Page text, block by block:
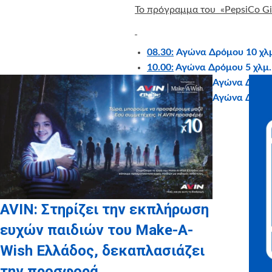
Το πρόγραμμα του «PepsiCo
08.30: Αγώνα Δρόμου 10
10.00:Αγώνα Δρόμου 5 χλμ.
11.00:
Παιδικό Αγώνα
11.15:Παιδικό Αγώνα
AVIN: Στηρίζει την εκπλήρωση
ευχών παιδιών του Make-A-
Wish Ελλάδος, δεκαπλασιάζει